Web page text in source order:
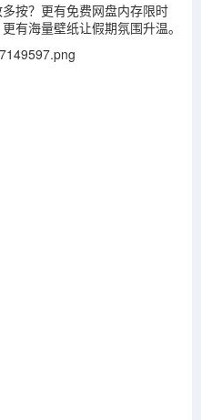
按？更有免费网盘内存限时
有海量壁纸让假期氛围升温。